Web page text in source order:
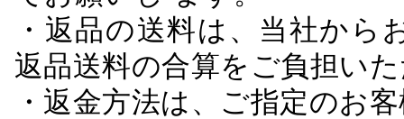
・返品の送料は、当社か
返品送料の合算をご負担い
・返金方法は、ご指定のお